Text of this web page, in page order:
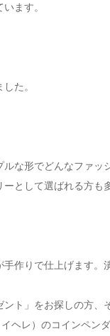
ます。
た。
な形でどんなファッ
として選ばれる方も
作りで仕上げます
ント」をお探しの方
ヘレ）のコインペン